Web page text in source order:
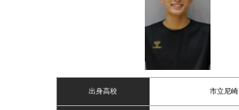
出身高校 市立尼崎